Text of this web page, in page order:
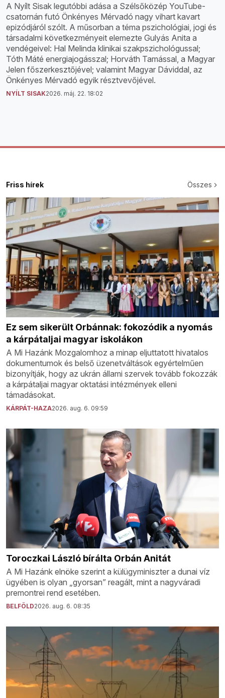
A Nyílt Sisak legutóbbi adása a Szélsőközép YouTube-
csatornán futó Önkényes Mérvadó nagy vihart kavart
epizódjáról szólt. A műsorban a téma pszichológiai, jogi és
társadalmi következményeit elemezte Gulyás Anita a
vendégeivel: Hal Melinda klinikai szakpszichológussal;
Tóth Máté energiajogásszal; Horváth Tamással, a Magyar
Jelen főszerkesztőjével; valamint Magyar Dáviddal, az
Önkényes Mérvadó egyik résztvevőjével.
NYÍLT SISAK2026. máj. 22. 18:02
Friss hírek Összes
Ez sem sikerült Orbánnak: fokozódik a nyomás
a kárpátaljai magyar iskolákon
A Mi Hazánk Mozgalomhoz a minap eljuttatott hivatalos
dokumentumok és belső üzenetváltások egyértelműen
bizonyítják, hogy az ukrán állami szervek tovább fokozzák
a kárpátaljai magyar oktatási intézmények elleni
támadásokat.
KÁRPÁT-HAZA2026. aug. 6. 09:59
Toroczkai László bírálta Orbán Anitát
A Mi Hazánk elnöke szerint a külügyminiszter a dunai víz
ügyében is olyan „gyorsan” reagált, mint a nagyváradi
premontrei rend esetében.
BELFÖLD2026. aug. 6. 08:35